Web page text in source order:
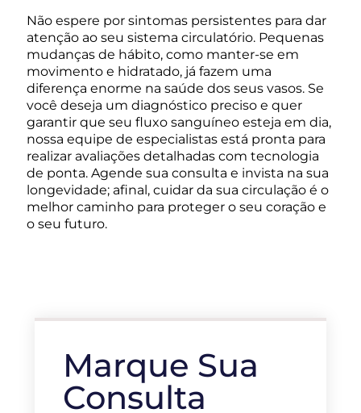
Não espere por sintomas persistentes para dar
atenção ao seu sistema circulatório. Pequenas
mudanças de hábito, como manter-se em
movimento e hidratado, já fazem uma
diferença enorme na saúde dos seus vasos. Se
você deseja um diagnóstico preciso e quer
garantir que seu fluxo sanguíneo esteja em dia,
nossa equipe de especialistas está pronta para
realizar avaliações detalhadas com tecnologia
de ponta. Agende sua consulta e invista na sua
longevidade; afinal, cuidar da sua circulação é o
melhor caminho para proteger o seu coração e
o seu futuro.
Marque Sua
Consulta